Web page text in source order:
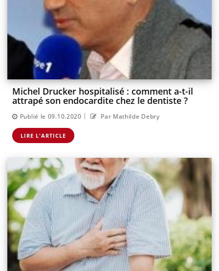
Michel Drucker hospitalisé : comment a-t-il
attrapé son endocardite chez le dentiste ?
Publié le 09.10.2020 | Par Mathilde Debry
LIRE L'ARTICLE